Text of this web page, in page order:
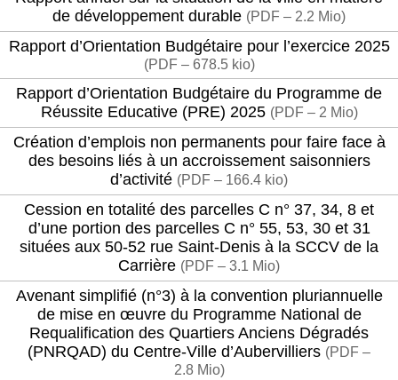
de développement durable (PDF – 2.2 Mio)
Rapport d’Orientation Budgétaire pour l’exercice 2025
(PDF – 678.5 kio)
Rapport d’Orientation Budgétaire du Programme de
Réussite Educative (PRE) 2025 (PDF – 2 Mio)
Création d’emplois non permanents pour faire face à
des besoins liés à un accroissement saisonniers
d’activité (PDF – 166.4 kio)
Cession en totalité des parcelles C n° 37, 34, 8 et
d’une portion des parcelles C n° 55, 53, 30 et 31
situées aux 50-52 rue Saint-Denis à la SCCV de la
Carrière (PDF – 3.1 Mio)
Avenant simplifié (n°3) à la convention pluriannuelle
de mise en œuvre du Programme National de
Requalification des Quartiers Anciens Dégradés
(PNRQAD) du Centre-Ville d’Aubervilliers (PDF –
2.8 Mio)